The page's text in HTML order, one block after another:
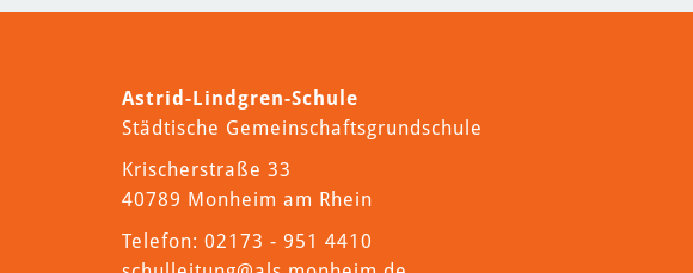
Astrid-Lindgren-Schule
Städtische Gemeinschaftsgrundschule
Krischerstraße 33
40789 Monheim am Rhein
Telefon: 02173 - 951 4410